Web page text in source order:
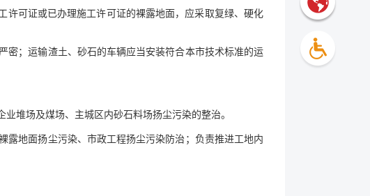
许可证或已办理施工许可证的裸露地面，应采取复绿、硬化
密；运输渣土、砂石的车辆应当安装符合本市技术标准的运
堆场及煤场、主城区内砂石料场扬尘污染的整治。
露地面扬尘污染、市政工程扬尘污染防治；负责推进工地内